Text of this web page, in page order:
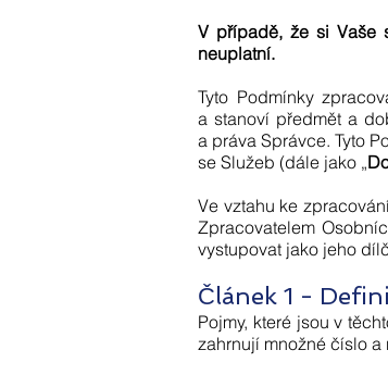
V případě, že si Vaše
neuplatní.
Tyto Podmínky
a stanoví předmět a
a práva Správce. Tyto
se Služeb (dále jako „
Ve vztahu ke
Zpracovatelem
vystupovat jako jeho
Článek 1 -
Pojmy, které jsou v
zahrnují množné číslo a